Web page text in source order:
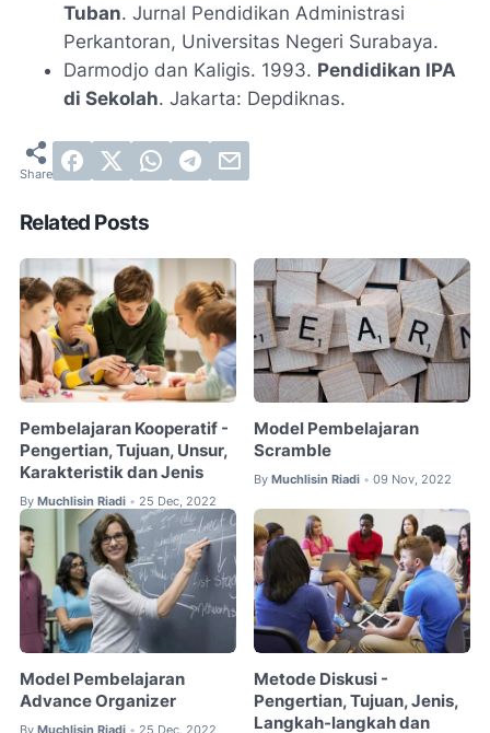
Tuban. Jurnal Pendidikan Administrasi
Perkantoran, Universitas Negeri Surabaya.
Darmodjo dan Kaligis. 1993. Pendidikan IPA
di Sekolah. Jakarta: Depdiknas.
Related Posts
Pembelajaran Kooperatif -
Pengertian, Tujuan, Unsur,
Karakteristik dan Jenis
By Muchlisin Riadi • 25 Dec, 2022
Model Pembelajaran
Scramble
By Muchlisin Riadi • 09 Nov, 2022
Model Pembelajaran
Advance Organizer
By Muchlisin Riadi 25 Dec, 2022
Metode Diskusi -
Pengertian, Tujuan, Jenis,
Langkah-langkah dan